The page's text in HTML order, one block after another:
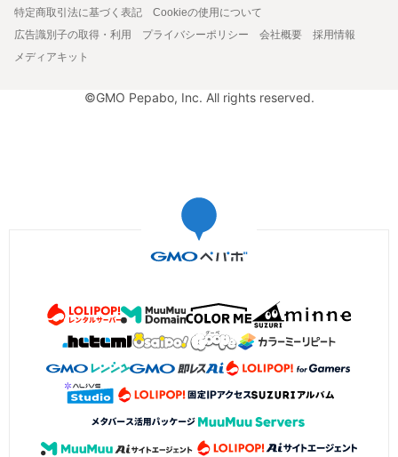
特定商取引法に基づく表記
Cookieの使用について
広告識別子の取得・利用
プライバシーポリシー 会社概要
採用情報
メディアキット
©GMO Pepabo, Inc. All rights reserved.